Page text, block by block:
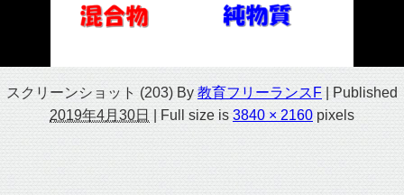
スクリーンショット (203) By 教育フリーランスF
Published
2019年4月30日
Full size is 3840 × 2160 pixels